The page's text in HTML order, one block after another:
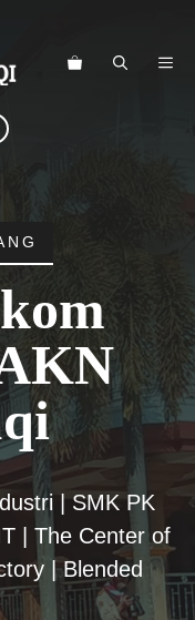
| SMK PK
| The Center of
| Blended